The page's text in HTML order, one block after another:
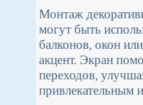
Монтаж
могут быть
балконов, окон
акцент. Экран
переходов,
привлекательным